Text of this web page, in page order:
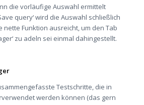
die vorläufige Auswahl ermittelt
query‘ wird die Auswahl schließlich
nette Funktion ausreicht, um den Tab
zu adeln sei einmal dahingestellt.
Testschritte, die in
werden können (das gern